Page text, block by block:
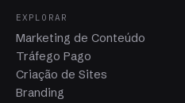
EXPLORAR
Marketing de Conteúdo
Tráfego Pago
Criação de Sites
Branding